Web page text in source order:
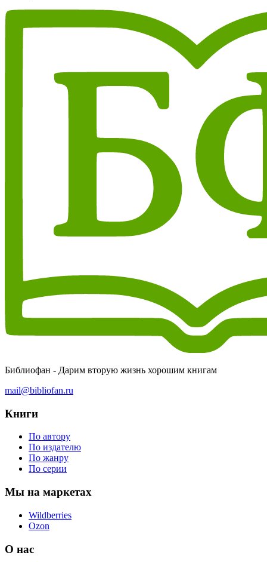
Библиофан - Дарим вторую жизнь хорошим книгам
mail@bibliofan.ru
Книги
По автору
По издателю
По жанру
По серии
Мы на маркетах
Wildberries
Ozon
О нас